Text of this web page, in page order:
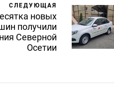
СЛЕДУЮЩАЯ
новых
получили
Северной
Осетии